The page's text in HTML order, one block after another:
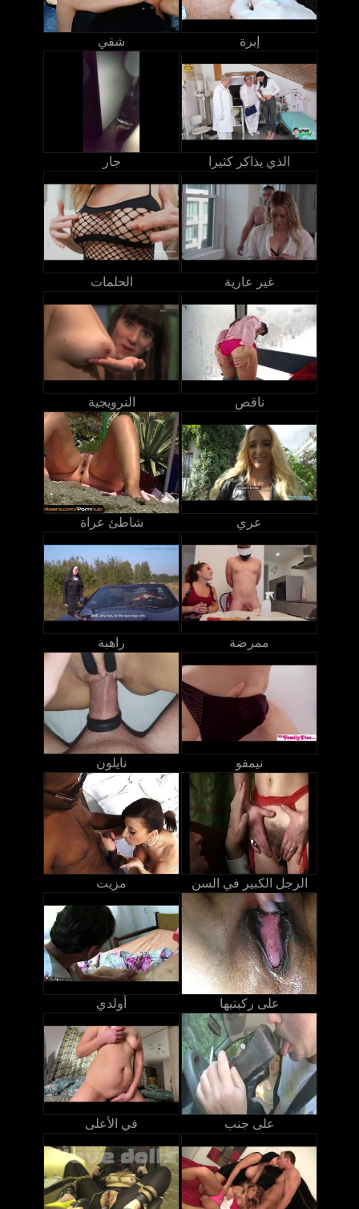
شقي إبرة
جار الذي يذاكر كثيرا
الحلمات غير عارية
النرويجية ناقص
شاطئ عراة عري
راهبة ممرضة
نايلون نيمفو
مزيت الرجل الكبير في السن
أولدي على ركبتيها
في الأعلى على جنب